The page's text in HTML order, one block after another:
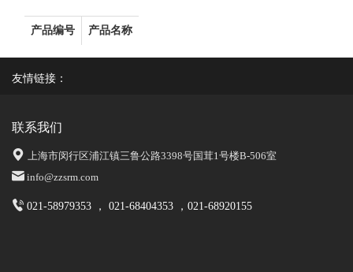
准
MS-10073 ZSM-5
径：0.53-0.58 nm；咨询
产品编号 产品名称
友情链接：
联系我们
上海市闵行区浦江镇三鲁公路3398号国茸1号楼B-506室
info@zzsrm.com
021-58979353 ， 021-68404353 ，021-68920155